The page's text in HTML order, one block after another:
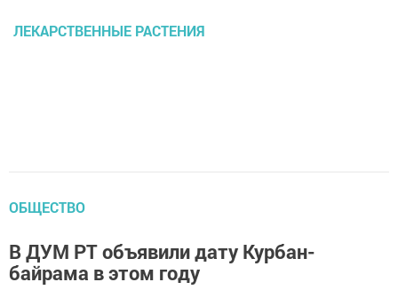
ЛЕКАРСТВЕННЫЕ РАСТЕНИЯ
ОБЩЕСТВО
В ДУМ РТ объявили дату Курбан-
байрама в этом году